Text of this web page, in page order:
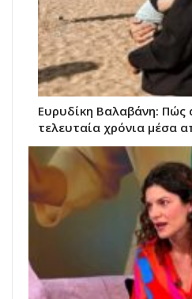
Ευρυδίκη Βαλαβάνη: Πώς
τελευταία χρόνια μέσα